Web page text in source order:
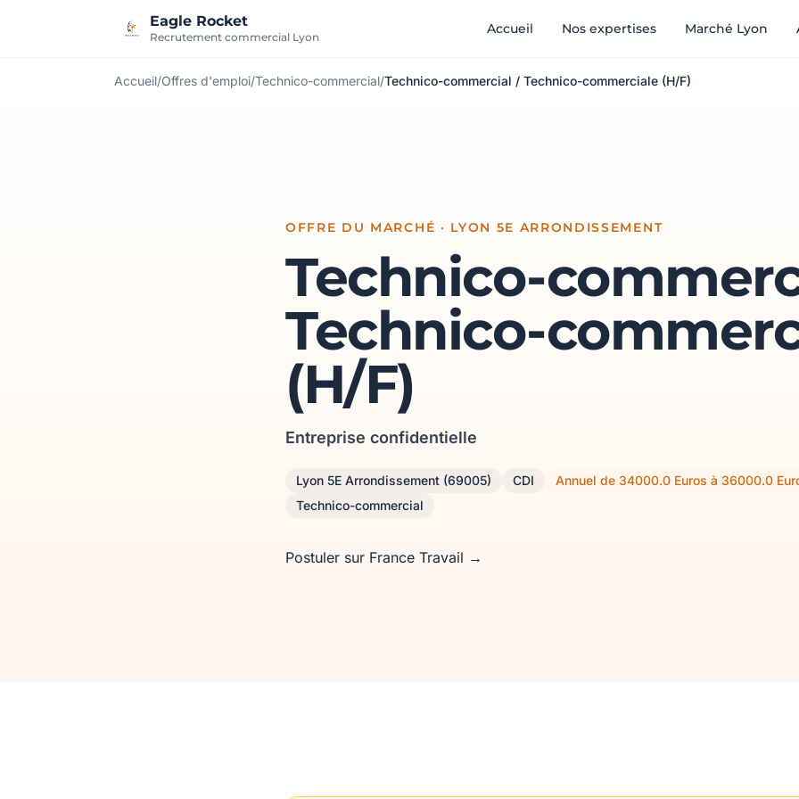
Eagle Rocket
Recrutement commercial Lyon
Accueil Nos expertises Marché Lyon
Accueil/Offres d'emploi/Technico-commercial/Technico-commercial / Technico-commerciale (H/F)
OFFRE DU MARCHÉ · LYON 5E ARRONDISSEMENT
Technico-
Technico-
(H/F)
Entreprise confidentielle
Lyon 5E Arrondissement (69005) CDI
Annuel de 34000.0 Euros à 36000.0
Technico-commercial
Postuler sur France Travail →